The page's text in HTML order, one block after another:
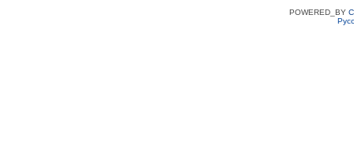
POWERED_BY